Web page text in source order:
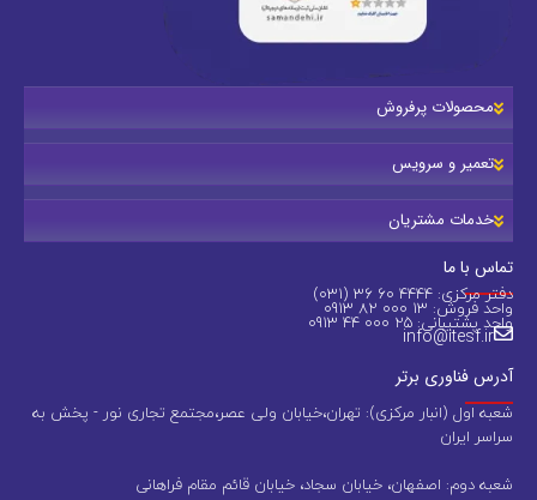
محصولات پرفروش
تعمیر و سرویس
خدمات مشتریان
تماس با ما
دفتر مرکزی: 4444 60 36 (031)
واحد فروش: 13 000 82 0913
واحد پشتیبانی: 25 000 44 0913
info@itesf.ir
آدرس فناوری برتر
شعبه اول (انبار مرکزی): تهران،خیابان ولی عصر،مجتمع تجاری نور - پخش به
سراسر ایران
شعبه دوم: اصفهان، خیابان سجاد، خیابان قائم مقام فراهانی